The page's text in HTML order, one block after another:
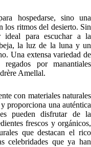
hospedarse, sino una
los ritmos del desierto. Sin
ideal para escuchar a la
la luz de la luna y un
Una extensa variedad de
por manantiales
Amellal.
con materiales naturales
proporciona una auténtica
pueden disfrutar de la
frescos y orgánicos,
que destacan el rico
celebridades que ya han